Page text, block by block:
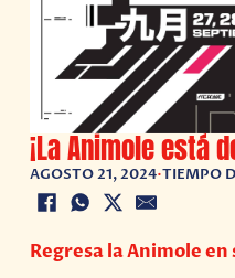
¡La Animole está
AGOSTO 21, 2024•TIEMPO
Regresa la Animole